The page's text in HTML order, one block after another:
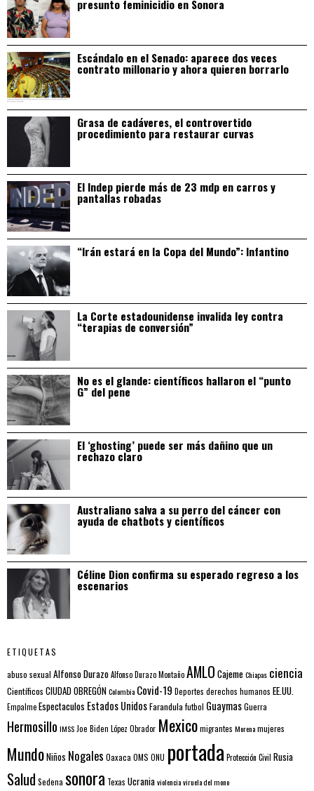
presunto feminicidio en Sonora
Escándalo en el Senado: aparece dos veces
contrato millonario y ahora quieren borrarlo
Grasa de cadáveres, el controvertido
procedimiento para restaurar curvas
El Indep pierde más de 23 mdp en carros y
pantallas robadas
“Irán estará en la Copa del Mundo”: Infantino
La Corte estadounidense invalida ley contra
“terapias de conversión”
No es el glande: científicos hallaron el “punto
G” del pene
El ‘ghosting’ puede ser más dañino que un
rechazo claro
Australiano salva a su perro del cáncer con
ayuda de chatbots y científicos
Céline Dion confirma su esperado regreso a los
escenarios
ETIQUETAS
abuso sexual Alfonso DurazoAlfonso Durazo MontañoAMLO CajemeChiapas ciencia
Científicos CIUDAD OBREGÓNColombia Covid-19 Deportes derechos humanos EE.UU.
EmpalmeEspectaculos Estados UnidosFarandula futbol GuaymasGuerra
Hermosillo IMSS Joe Biden López Obrador Mexicomigrantes Morenamujeres
MundoNiños Nogales Oaxaca OMS ONU portada Protección Civil Rusia
Salud Sedena sonora Texas Ucraniaviolenciaviruela del mono